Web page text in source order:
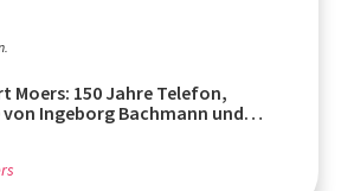
Moers: 150 Jahre Telefon,
Ingeborg Bachmann und